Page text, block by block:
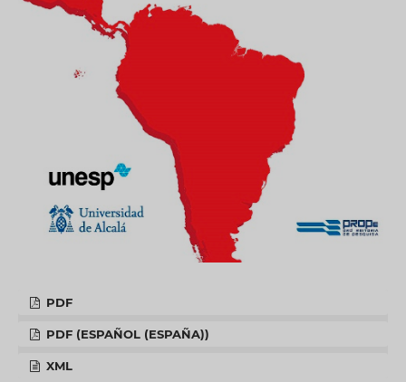
PDF
PDF (ESPAÑOL (ESPAÑA))
XML